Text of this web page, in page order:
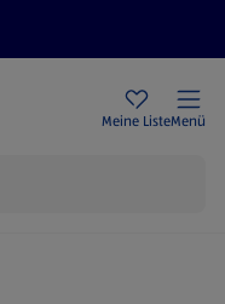
Meine ListeMenü